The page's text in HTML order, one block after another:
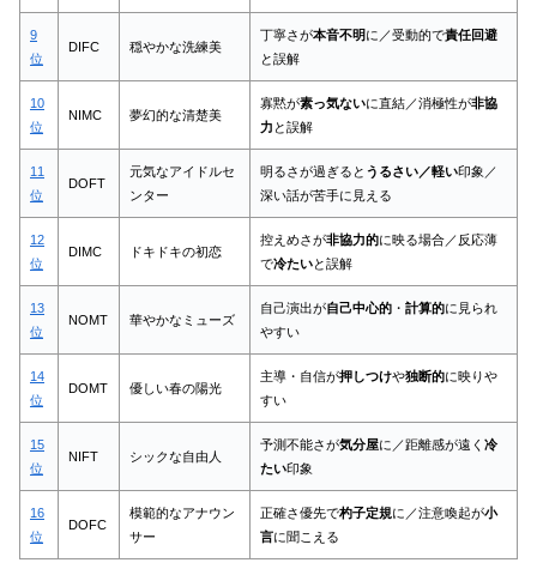
9
位
DIFC 穏やかな洗練美
丁寧さが本音不明に／受動的で責任回避
と誤解
10
位
NIMC 夢幻的な清楚美
寡黙が素っ気ないに直結／消極性が非協
力 と誤解
11
位
DOFT
元気なアイドルセ
ンター
明るさが過ぎると うるさい／軽い印象／
深い話が苦手に見える
12
位
DIMC ドキドキの初恋
控えめさが非協力的に映る場合／反応薄
で冷たいと誤解
13
位
NOMT 華やかなミューズ
自己演出が自己中心的 ・ 計算的に見られ
やすい
14
位
DOMT 優しい春の陽光
主導・自信が押しつけや独断的に映りや
すい
15
位
NIFT シックな自由人
予測不能さが気分屋に／距離感が遠く 冷
たい印象
16
位
DOFC
模範的なアナウン
サー
正確さ優先で杓子定規に／注意喚起が小
言に聞こえる